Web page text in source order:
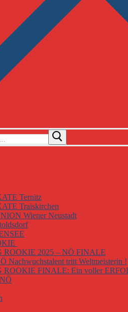
Ternitz
Traiskirchen
Wiener Neustadt
ROOKIE 2025 – NÖ FINALE
Nachwuchstalent tritt Weltmeisterin !
ROOKIE FINALE: Ein voller